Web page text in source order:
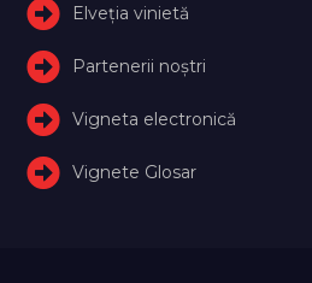
Elveţia vinietă
Partenerii noștri
Vigneta electronică
Vignete Glosar